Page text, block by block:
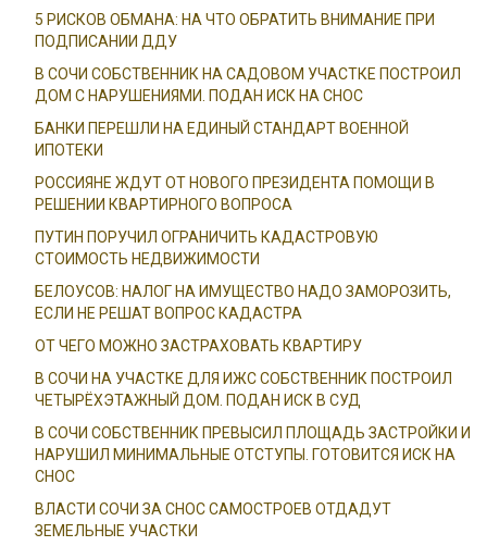
5 РИСКОВ ОБМАНА: НА ЧТО ОБРАТИТЬ ВНИМАНИЕ ПРИ
ПОДПИСАНИИ ДДУ
В СОЧИ СОБСТВЕННИК НА САДОВОМ УЧАСТКЕ ПОСТРОИЛ
ДОМ С НАРУШЕНИЯМИ. ПОДАН ИСК НА СНОС
БАНКИ ПЕРЕШЛИ НА ЕДИНЫЙ СТАНДАРТ ВОЕННОЙ
ИПОТЕКИ
РОССИЯНЕ ЖДУТ ОТ НОВОГО ПРЕЗИДЕНТА ПОМОЩИ В
РЕШЕНИИ КВАРТИРНОГО ВОПРОСА
ПУТИН ПОРУЧИЛ ОГРАНИЧИТЬ КАДАСТРОВУЮ
СТОИМОСТЬ НЕДВИЖИМОСТИ
БЕЛОУСОВ: НАЛОГ НА ИМУЩЕСТВО НАДО ЗАМОРОЗИТЬ,
ЕСЛИ НЕ РЕШАТ ВОПРОС КАДАСТРА
ОТ ЧЕГО МОЖНО ЗАСТРАХОВАТЬ КВАРТИРУ
В СОЧИ НА УЧАСТКЕ ДЛЯ ИЖС СОБСТВЕННИК ПОСТРОИЛ
ЧЕТЫРЁХЭТАЖНЫЙ ДОМ. ПОДАН ИСК В СУД
В СОЧИ СОБСТВЕННИК ПРЕВЫСИЛ ПЛОЩАДЬ ЗАСТРОЙКИ И
НАРУШИЛ МИНИМАЛЬНЫЕ ОТСТУПЫ. ГОТОВИТСЯ ИСК НА
СНОС
ВЛАСТИ СОЧИ ЗА СНОС САМОСТРОЕВ ОТДАДУТ
ЗЕМЕЛЬНЫЕ УЧАСТКИ